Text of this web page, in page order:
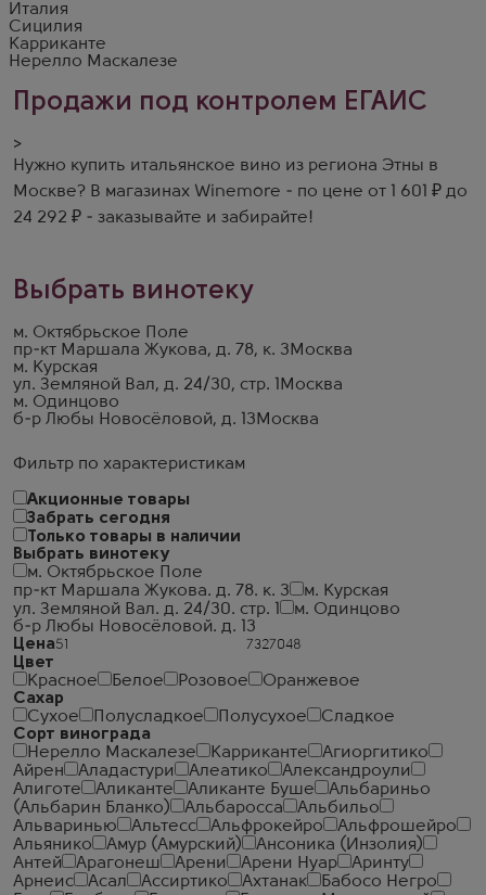
Фильтр по характеристикам
Акционные товары
Забрать сегодня
Только товары в наличии
Выбрать винотеку
м. Октябрьское Поле
пр-кт Маршала Жукова. д. 78. к. 3
м. Курская
ул. Земляной Вал. д. 24/30. стр. 1
м. Одинцово
б-р Любы Новосёловой. д. 13
Цена
Цвет
Красное
Белое Розовое
Оранжевое
Сахар
Сухое
Полусладкое Полусухое
Сладкое
Сорт винограда
Нерелло Маскалезе
Карриканте
Агиоргитико
Айрен
Аладастури Алеатико
Александроули
Алиготе
Аликанте Аликанте Буше
Альбариньо
(Альбарин Бланко)
Альбаросса
Альбильо
Альваринью
Альтесс Альфрокейро
Альфрошейро
Альянико
Амур (Амурский)
Ансоника (Инзолия)
Антей
Арагонеш Арени Арени Нуар
Аринту
Арнеис
Асал Ассиртико Ахтанак
Бабосо Негро
Италия
Сицилия
Карриканте
Нерелло Маскалезе
Продажи под контролем ЕГАИС
>
Нужно купить итальянское вино из региона Этны в
Москве? В магазинах Winemore - по цене от 1 601 ₽ до
24 292 ₽ - заказывайте и забирайте!
Выбрать винотеку
м. Октябрьское Поле
пр-кт Маршала Жукова, д. 78, к. 3 Москва
м. Курская
ул. Земляной Вал, д. 24/30, стр. 1
Москва
м. Одинцово
б-р Любы Новосёловой, д. 13 Москва